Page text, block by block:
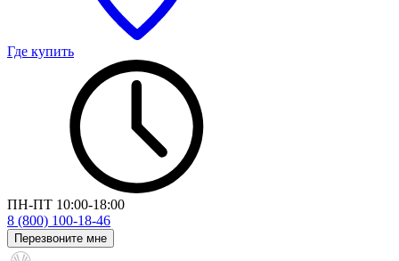
Где купить
ПН-ПТ 10:00-18:00
8 (800) 100-18-46
Перезвоните мне